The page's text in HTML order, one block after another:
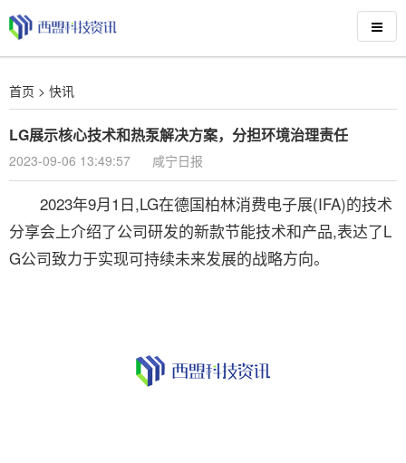
首页 > 快讯
LG展示核心技术和热泵解决方案，分担环境治理责任
2023-09-06 13:49:57 咸宁日报
2023年9月1日,LG在德国柏林消费电子展(IFA)的技术
分享会上介绍了公司研发的新款节能技术和产品,表达了L
G公司致力于实现可持续未来发展的战略方向。